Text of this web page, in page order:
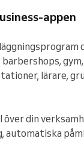
appen
lärare,
din
automatiska